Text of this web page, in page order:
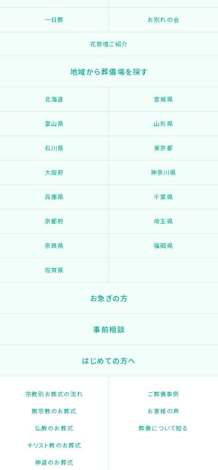
一日葬 お別れの会
花祭壇ご紹介
地域から葬儀場を探す
北海道 宮城県
富山県 山形県
石川県 東京都
大阪府 神奈川県
兵庫県 千葉県
京都府 埼玉県
奈良県 福岡県
佐賀県
お急ぎの方
事前相談
はじめての方へ
宗教別お葬式の流れ
無宗教のお葬式
仏教のお葬式
キリスト教のお葬式
神道のお葬式
ご葬儀事例
お客様の声
葬儀について知る